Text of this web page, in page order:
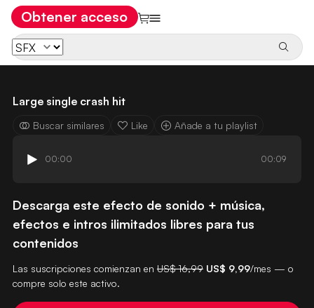
Obtener acceso
Large single crash hit
Buscar similares Like Añade a tu playlist
00:00 00:09
Descarga este efecto de sonido + música,
efectos e intros ilimitados libres para tus
contenidos
Las suscripciones comienzan en US$ 16,99 US$ 9,99/mes — o
compre solo este activo.